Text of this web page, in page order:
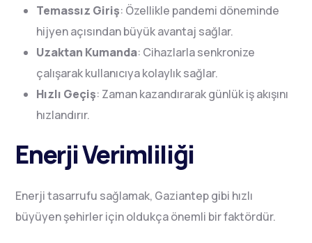
Temassız Giriş: Özellikle pandemi döneminde
hijyen açısından büyük avantaj sağlar.
Uzaktan Kumanda: Cihazlarla senkronize
çalışarak kullanıcıya kolaylık sağlar.
Hızlı Geçiş: Zaman kazandırarak günlük iş akışını
hızlandırır.
Enerji Verimliliği
Enerji tasarrufu sağlamak, Gaziantep gibi hızlı
büyüyen şehirler için oldukça önemli bir faktördür.